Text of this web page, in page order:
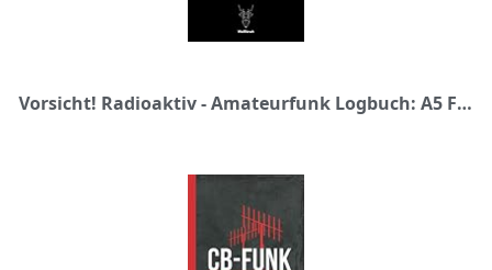
Vorsicht! Radioaktiv - Amateurfunk Logbuch: A5 Funkamateur Logbuch | 354 Logs | QSO-Daten | QSL-Karte | Geschenk für Hobbyfunker, CB-Funker, Funkfreunde, Funktechniker und Funkamateure